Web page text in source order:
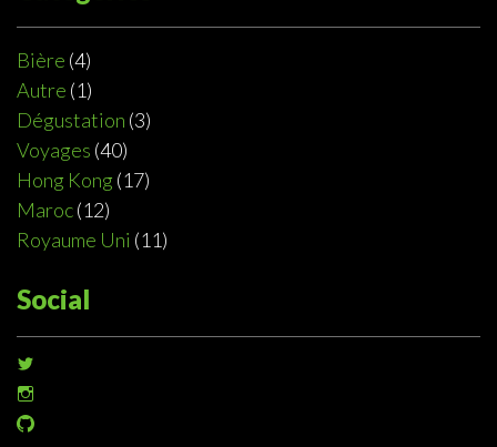
Bière (4)
Autre (1)
Dégustation (3)
Voyages (40)
Hong Kong (17)
Maroc(12)
Royaume Uni (11)
Social
de
@sophiedeziel
profil
Voir